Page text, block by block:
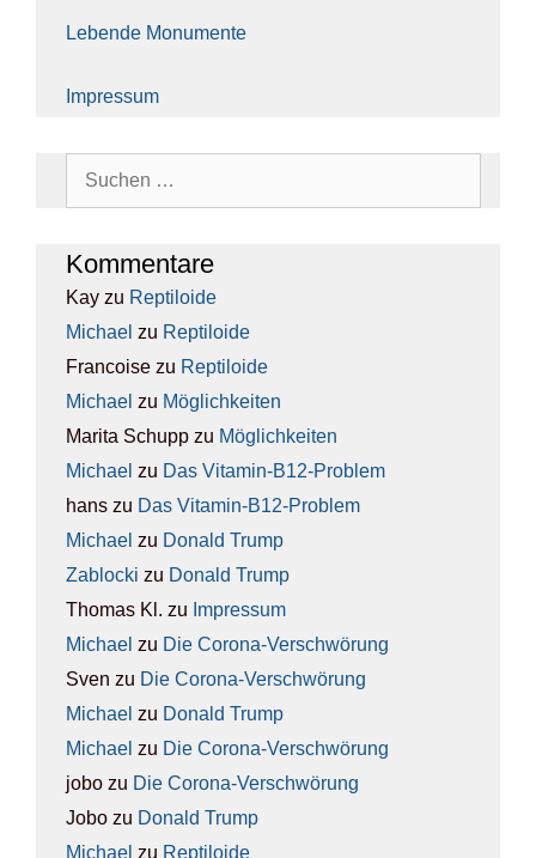
Leben­de Monu­men­te
Impres­sum
Kom­men­ta­re
Kay zu Rep­ti­lo­ide
Michael zu Rep­ti­lo­ide
Francoise zu Rep­ti­lo­ide
Michael zu Mög­lich­kei­ten
Marita Schupp zu Mög­lich­kei­ten
Michael zu Das Vit­amin-B12-Pro­blem
hans zu Das Vit­amin-B12-Pro­blem
Michael zu Donald Trump
Zablocki zu Donald Trump
Thomas Kl. zu Impres­sum
Michael zu Die Coro­na-Ver­schwö­rung
Sven zu Die Coro­na-Ver­schwö­rung
Michael zu Donald Trump
Michael zu Die Coro­na-Ver­schwö­rung
jobo zu Die Coro­na-Ver­schwö­rung
Jobo zu Donald Trump
Michael zu Rep­ti­lo­ide